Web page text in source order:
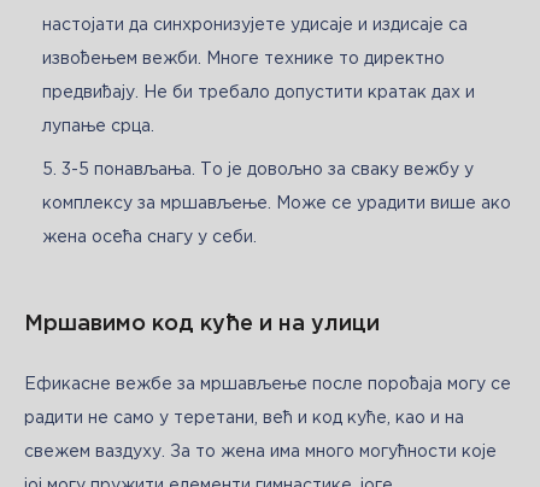
настојати да синхронизујете удисаје и издисаје са
извођењем вежби. Многе технике то директно
предвиђају. Не би требало допустити кратак дах и
лупање срца.
3-5 понављања. То је довољно за сваку вежбу у
комплексу за мршављење. Може се урадити више ако
жена осећа снагу у себи.
Мршавимо код куће и на улици
Ефикасне вежбе за мршављење после порођаја могу се
радити не само у теретани, већ и код куће, као и на
свежем ваздуху. За то жена има много могућности које